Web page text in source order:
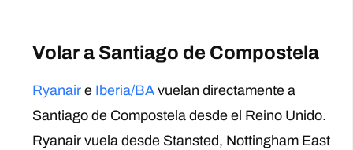
Volar a Santiago de Compostela
Ryanair e Iberia/BA vuelan directamente a
Santiago de Compostela desde el Reino Unido.
Ryanair vuela desde Stansted, Nottingham East